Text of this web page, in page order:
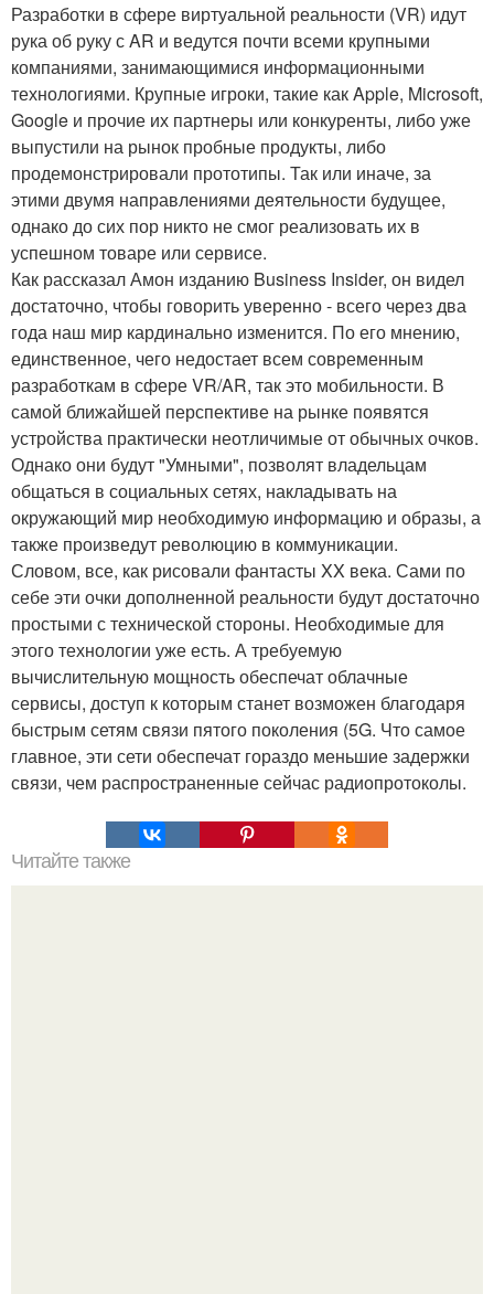
Разработки в сфере виртуальной реальности (VR) идут
рука об руку с AR и ведутся почти всеми крупными
компаниями, занимающимися информационными
технологиями. Крупные игроки, такие как Apple, Microsoft,
Google и прочие их партнеры или конкуренты, либо уже
выпустили на рынок пробные продукты, либо
продемонстрировали прототипы. Так или иначе, за
этими двумя направлениями деятельности будущее,
однако до сих пор никто не смог реализовать их в
успешном товаре или сервисе.
Как рассказал Амон изданию Business Insider, он видел
достаточно, чтобы говорить уверенно - всего через два
года наш мир кардинально изменится. По его мнению,
единственное, чего недостает всем современным
разработкам в сфере VR/AR, так это мобильности. В
самой ближайшей перспективе на рынке появятся
устройства практически неотличимые от обычных очков.
Однако они будут "Умными", позволят владельцам
общаться в социальных сетях, накладывать на
окружающий мир необходимую информацию и образы, а
также произведут революцию в коммуникации.
Словом, все, как рисовали фантасты XX века. Сами по
себе эти очки дополненной реальности будут достаточно
простыми с технической стороны. Необходимые для
этого технологии уже есть. А требуемую
вычислительную мощность обеспечат облачные
сервисы, доступ к которым станет возможен благодаря
быстрым сетям связи пятого поколения (5G. Что самое
главное, эти сети обеспечат гораздо меньшие задержки
связи, чем распространенные сейчас радиопротоколы.
Читайте также